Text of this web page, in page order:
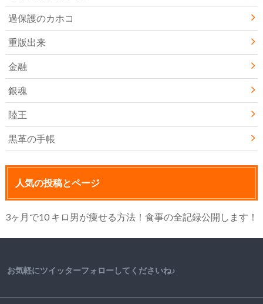
過保護のカホコ
重版出来
金融
銀魂
陸王
黒革の手帳
人気の投稿とページ
3ヶ月で10 キロ男が痩せる方法！食事の全記録公開します！
お気軽にツイッターフォローしてくださいね♪